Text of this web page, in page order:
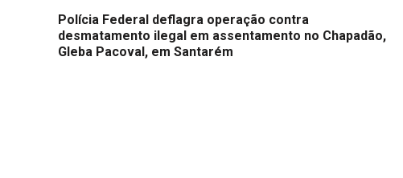
Polícia Federal deflagra operação contra
desmatamento ilegal em assentamento no Chapadão,
Gleba Pacoval, em Santarém